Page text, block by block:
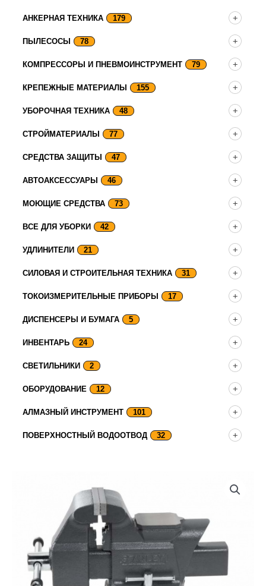
АНКЕРНАЯ ТЕХНИКА 179
ПЫЛЕСОСЫ 78
КОМПРЕССОРЫ И ПНЕВМОИНСТРУМЕНТ 79
КРЕПЕЖНЫЕ МАТЕРИАЛЫ 155
УБОРОЧНАЯ ТЕХНИКА 48
СТРОЙМАТЕРИАЛЫ 77
СРЕДСТВА ЗАЩИТЫ 47
АВТОАКСЕССУАРЫ 46
МОЮЩИЕ СРЕДСТВА 73
ВСЕ ДЛЯ УБОРКИ 42
УДЛИНИТЕЛИ 21
СИЛОВАЯ И СТРОИТЕЛЬНАЯ ТЕХНИКА 31
ТОКОИЗМЕРИТЕЛЬНЫЕ ПРИБОРЫ 17
ДИСПЕНСЕРЫ И БУМАГА 5
ИНВЕНТАРЬ 24
СВЕТИЛЬНИКИ 2
ОБОРУДОВАНИЕ 12
АЛМАЗНЫЙ ИНСТРУМЕНТ 101
ПОВЕРХНОСТНЫЙ ВОДООТВОД 32